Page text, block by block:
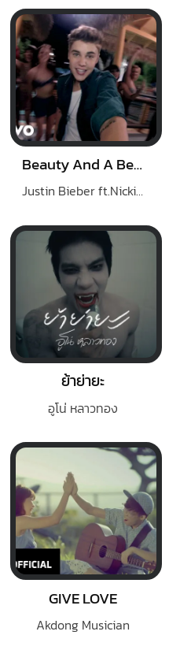
Beauty And A Beat
Justin Bieber ft.Nicki Minaj
ย้าย่ายะ
อูโน่ หลาวทอง
GIVE LOVE
Akdong Musician